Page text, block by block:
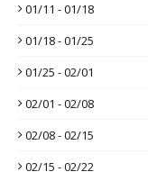
01/11 - 01/18
01/18 - 01/25
01/25 - 02/01
02/01 - 02/08
02/08 - 02/15
02/15 - 02/22